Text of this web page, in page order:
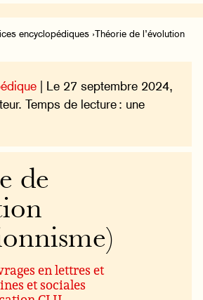
encyclopédiques ›Théorie de l’évolution
| Le 27 septembre 2024,
Temps de lecture : une
de
en lettres et
et sociales